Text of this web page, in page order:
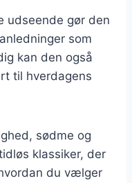
udseende gør den
som
kan den også
til hverdagens
sødme og
klassiker, der
du vælger